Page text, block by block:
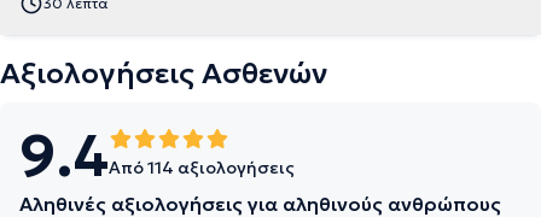
Αξιολογήσεις Ασθενών
9.4Από 114 αξιολογήσεις
Αληθινές αξιολογήσεις για αληθινούς ανθρώπους